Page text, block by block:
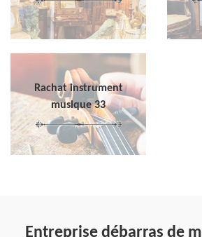
Rachat instrument
musique 33
Entreprise débarras de